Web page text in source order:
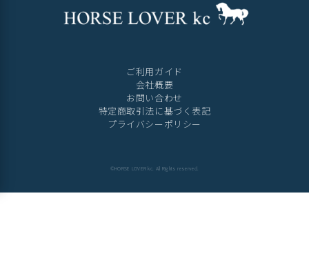
ご利用ガイド
会社概要
お問い合わせ
特定商取引法に基づく表記
プライバシーポリシー
©HORSE LOVER kc. All Rights reserved.